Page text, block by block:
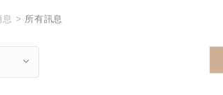
息 > 所有訊息